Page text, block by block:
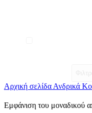
Αρχική σελίδα Ανδρικά
Εμφάνιση του μοναδικού